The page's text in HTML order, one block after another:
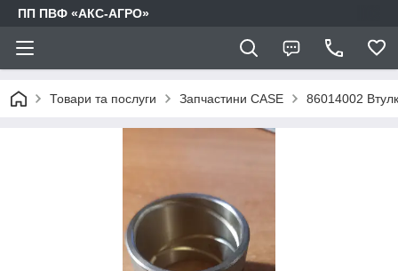
ПП ПВФ «АКС-АГРО»
Товари та послуги Запчастини CASE 86014002